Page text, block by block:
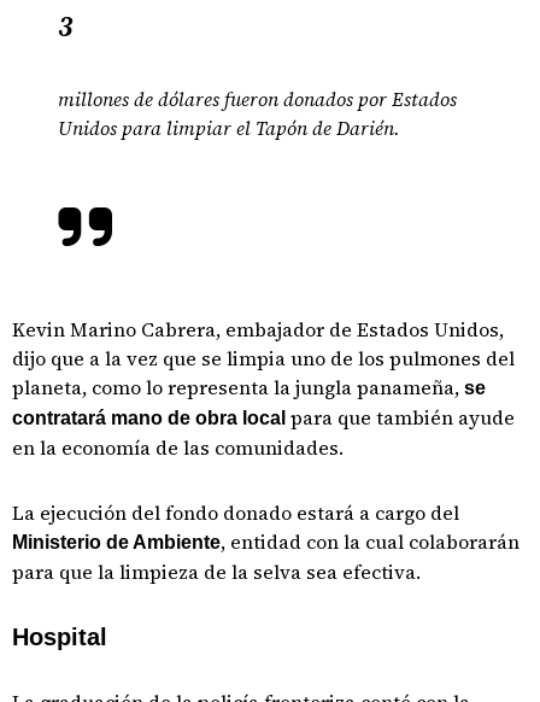
3
millones de dólares fueron donados por Estados
Unidos para limpiar el Tapón de Darién.
Kevin Marino Cabrera, embajador de Estados Unidos,
dijo que a la vez que se limpia uno de los pulmones del
planeta, como lo representa la jungla panameña, se
contratará mano de obra local para que también ayude
en la economía de las comunidades.
La ejecución del fondo donado estará a cargo del
Ministerio de Ambiente, entidad con la cual colaborarán
para que la limpieza de la selva sea efectiva.
Hospital